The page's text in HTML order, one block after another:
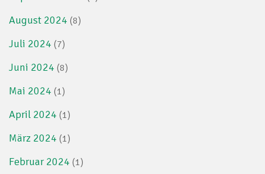
August 2024 (8)
Juli 2024 (7)
Juni 2024 (8)
Mai 2024 (1)
April 2024 (1)
März 2024 (1)
Februar 2024 (1)